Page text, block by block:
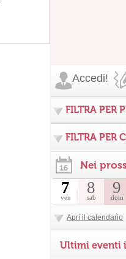
Accedi!
FILTRA PER
FILTRA PER
Nei
7
ven
8
sab
9
dom
Apri il calendario
Ultimi eventi